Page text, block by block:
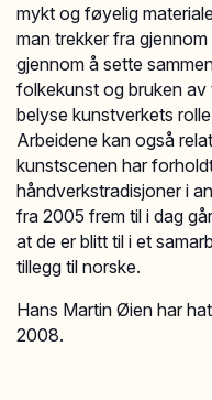
mykt og føyelig
man trekker fra
gjennom å sette
folkekunst og bruken av
belyse kunstverkets
Arbeidene kan også
kunstscenen har
håndverkstradisjoner i
fra 2005 frem til i dag
at de er blitt til i et
tillegg til norske.
Hans Martin Øien har
2008.